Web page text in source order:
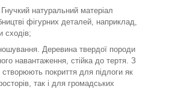
натуральний матеріал
фігурних деталей, наприклад,
сходів;
Деревина твердої породи
навантаження, стійка до тертя. З
покриття для підлоги як
так і для громадських